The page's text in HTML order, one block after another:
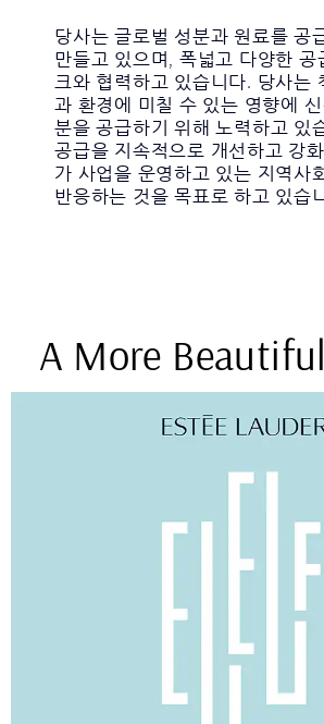
당사는 글로벌 성분과 원료를 공
만들고 있으며, 폭넓고 다양한 공
크와 협력하고 있습니다. 당사는
과 환경에 미칠 수 있는 영향에
분을 공급하기 위해 노력하고 있
공급을 지속적으로 개선하고 강
가 사업을 운영하고 있는 지역사
반응하는 것을 목표로 하고 있습
A More